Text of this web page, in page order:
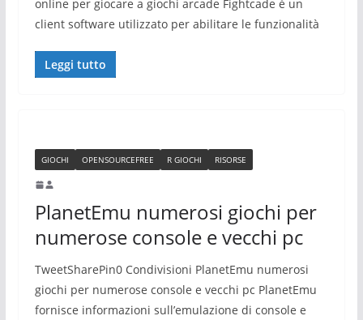
online per giocare a giochi arcade Fightcade è un
client software utilizzato per abilitare le funzionalità
Leggi tutto
GIOCHI OPENSOURCEFREE R GIOCHI RISORSE
PlanetEmu numerosi giochi per
numerose console e vecchi pc
TweetSharePin0 Condivisioni PlanetEmu numerosi
giochi per numerose console e vecchi pc PlanetEmu
fornisce informazioni sull’emulazione di console e